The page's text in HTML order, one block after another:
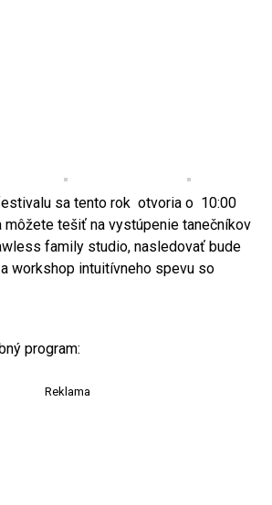
sa tento rok otvoria o 10:00
môžete tešiť na vystúpenie tanečníkov
family studio, nasledovať bude
workshop intuitívneho spevu so
program:
Reklama